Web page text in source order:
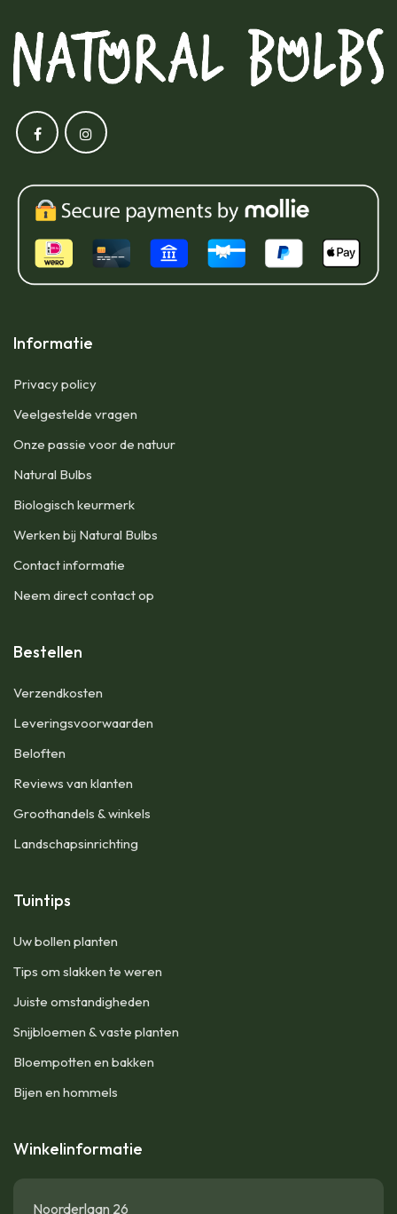
Informatie
Privacy policy
Veelgestelde vragen
Onze passie voor de natuur
Natural Bulbs
Biologisch keurmerk
Werken bij Natural Bulbs
Contact informatie
Neem direct contact op
Bestellen
Verzendkosten
Leveringsvoorwaarden
Beloften
Reviews van klanten
Groothandels & winkels
Landschapsinrichting
Tuintips
Uw bollen planten
Tips om slakken te weren
Juiste omstandigheden
Snijbloemen & vaste planten
Bloempotten en bakken
Bijen en hommels
Winkelinformatie
Noorderlaan 26